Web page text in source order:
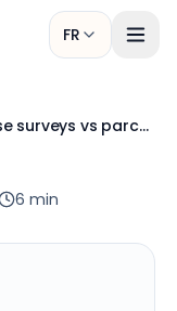
FR
Pulse surveys vs parcours employé Talentfeel : le match
6 min